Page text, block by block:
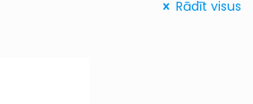
Rādīt visus